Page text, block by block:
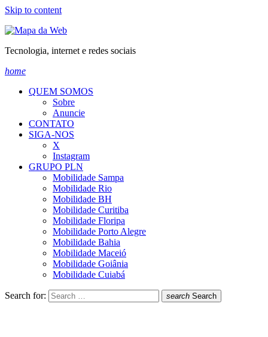
Skip to content
Tecnologia, internet e redes sociais
home
QUEM SOMOS
Sobre
Anuncie
CONTATO
SIGA-NOS
X
Instagram
GRUPO PLN
Mobilidade Sampa
Mobilidade Rio
Mobilidade BH
Mobilidade Curitiba
Mobilidade Floripa
Mobilidade Porto Alegre
Mobilidade Bahia
Mobilidade Maceió
Mobilidade Goiânia
Mobilidade Cuiabá
Search for: search Search